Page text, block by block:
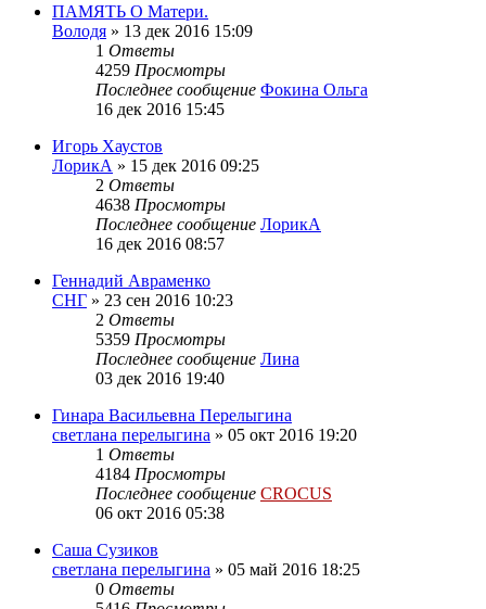
ПАМЯТЬ О Матери.
Володя » 13 дек 2016 15:09
1 Ответы
4259 Просмотры
Последнее сообщение Фокина Ольга
16 дек 2016 15:45
Игорь Хаустов
ЛорикА » 15 дек 2016 09:25
2 Ответы
4638 Просмотры
Последнее сообщение ЛорикА
16 дек 2016 08:57
Геннадий Авраменко
СНГ » 23 сен 2016 10:23
2 Ответы
5359 Просмотры
Последнее сообщение Лина
03 дек 2016 19:40
Гинара Васильевна Перелыгина
светлана перелыгина » 05 окт 2016 19:20
1 Ответы
4184 Просмотры
Последнее сообщение CROCUS
06 окт 2016 05:38
Саша Сузиков
светлана перелыгина » 05 май 2016 18:25
0 Ответы